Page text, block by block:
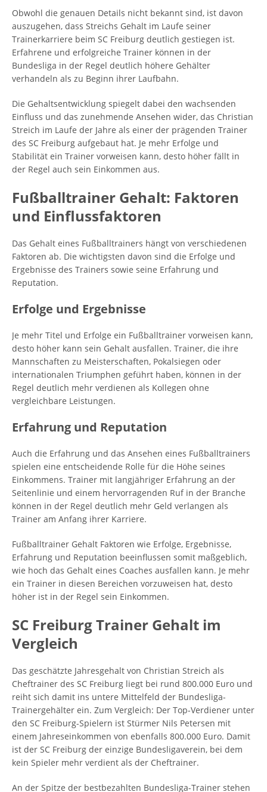
Obwohl die genauen Details nicht bekannt sind, ist davon
auszugehen, dass Streichs Gehalt im Laufe seiner
Trainerkarriere beim SC Freiburg deutlich gestiegen ist.
Erfahrene und erfolgreiche Trainer können in der
Bundesliga in der Regel deutlich höhere Gehälter
verhandeln als zu Beginn ihrer Laufbahn.
Die Gehaltsentwicklung spiegelt dabei den wachsenden
Einfluss und das zunehmende Ansehen wider, das Christian
Streich im Laufe der Jahre als einer der prägenden Trainer
des SC Freiburg aufgebaut hat. Je mehr Erfolge und
Stabilität ein Trainer vorweisen kann, desto höher fällt in
der Regel auch sein Einkommen aus.
Fußballtrainer Gehalt: Faktoren
und Einflussfaktoren
Das Gehalt eines Fußballtrainers hängt von verschiedenen
Faktoren ab. Die wichtigsten davon sind die Erfolge und
Ergebnisse des Trainers sowie seine Erfahrung und
Reputation.
Erfolge und Ergebnisse
Je mehr Titel und Erfolge ein Fußballtrainer vorweisen kann,
desto höher kann sein Gehalt ausfallen. Trainer, die ihre
Mannschaften zu Meisterschaften, Pokalsiegen oder
internationalen Triumphen geführt haben, können in der
Regel deutlich mehr verdienen als Kollegen ohne
vergleichbare Leistungen.
Erfahrung und Reputation
Auch die Erfahrung und das Ansehen eines Fußballtrainers
spielen eine entscheidende Rolle für die Höhe seines
Einkommens. Trainer mit langjähriger Erfahrung an der
Seitenlinie und einem hervorragenden Ruf in der Branche
können in der Regel deutlich mehr Geld verlangen als
Trainer am Anfang ihrer Karriere.
Fußballtrainer Gehalt Faktoren wie Erfolge, Ergebnisse,
Erfahrung und Reputation beeinflussen somit maßgeblich,
wie hoch das Gehalt eines Coaches ausfallen kann. Je mehr
ein Trainer in diesen Bereichen vorzuweisen hat, desto
höher ist in der Regel sein Einkommen.
SC Freiburg Trainer Gehalt im
Vergleich
Das geschätzte Jahresgehalt von Christian Streich als
Cheftrainer des SC Freiburg liegt bei rund 800.000 Euro und
reiht sich damit ins untere Mittelfeld der Bundesliga-
Trainergehälter ein. Zum Vergleich: Der Top-Verdiener unter
den SC Freiburg-Spielern ist Stürmer Nils Petersen mit
einem Jahreseinkommen von ebenfalls 800.000 Euro. Damit
ist der SC Freiburg der einzige Bundesligaverein, bei dem
kein Spieler mehr verdient als der Cheftrainer.
An der Spitze der bestbezahlten Bundesliga-Trainer stehen